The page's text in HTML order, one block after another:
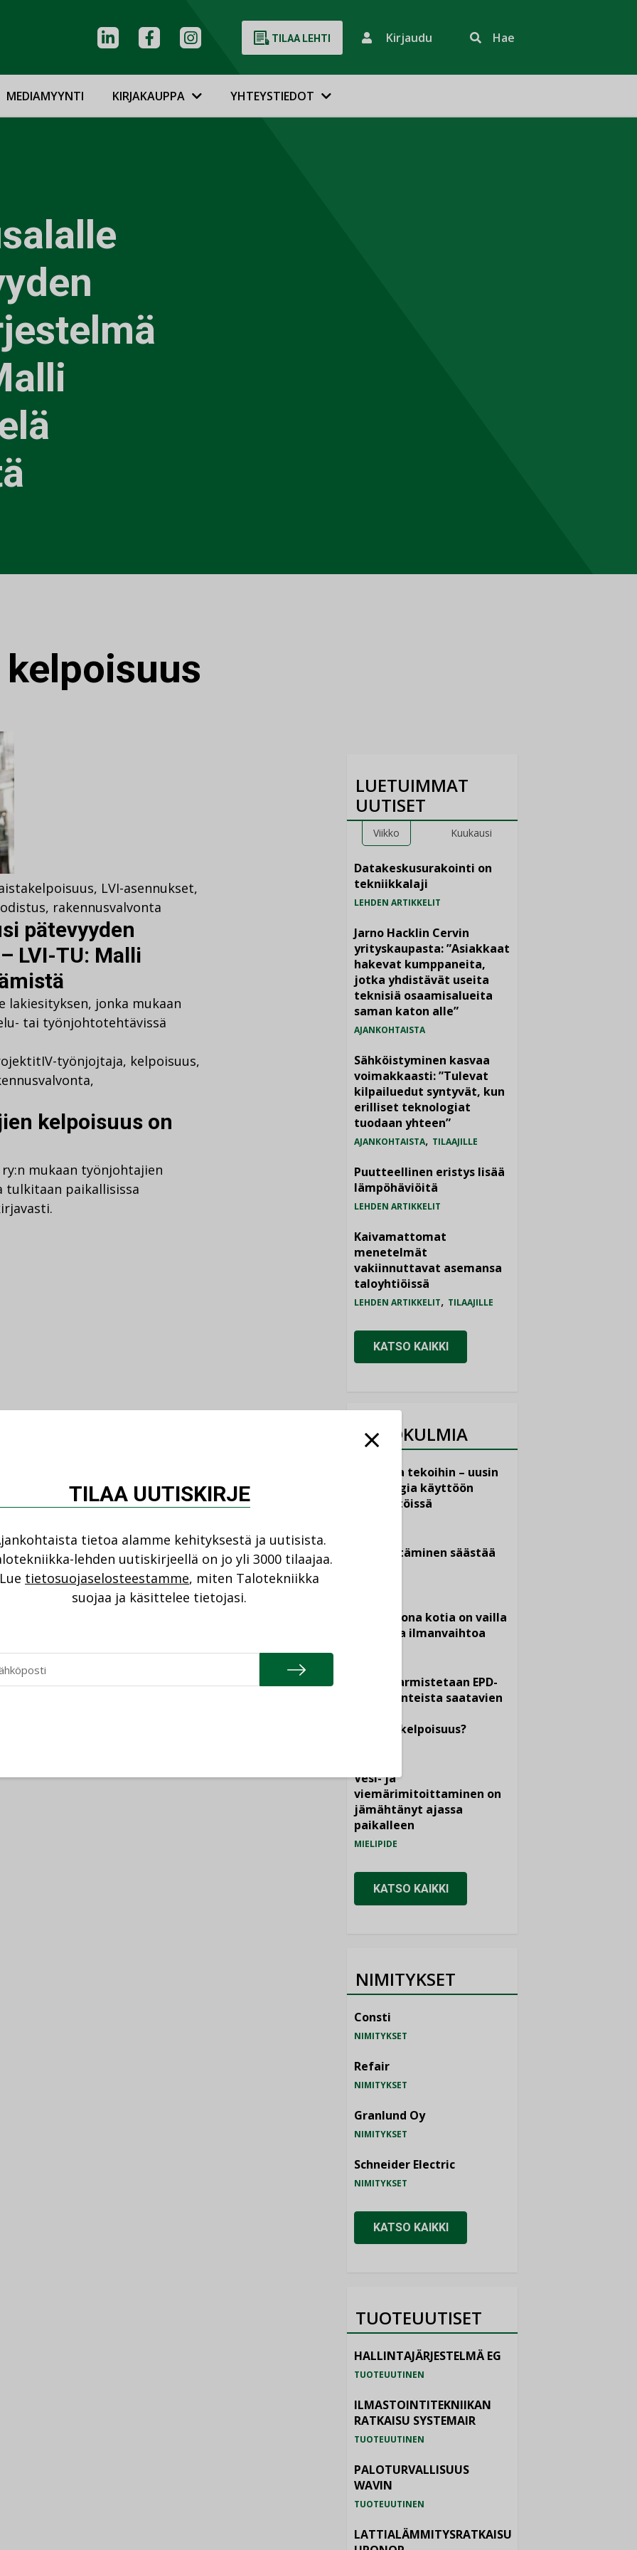
TILAA LEHTI Kirjaudu Hae
MEDIAMYYNTI KIRJAKAUPPA YHTEYSTIEDOT
kelpoisuus
kelpoisuus, LVI-asennukset,
, rakennusvalvonta
pätevyyden
LVI-TU: Malli
lakiesityksen, jonka mukaan
tai työnjohtotehtävissä
IV-työnjojtaja, kelpoisuus,
,
kelpoisuus on
mukaan työnjohtajien
tulkitaan paikallisissa
LUETUIMMAT
UUTISET
Viikko Kuukausi
Datakeskusurakointi on
tekniikkalaji
LEHDEN ARTIKKELIT
Jarno Hacklin Cervin
yrityskaupasta: ”Asiakkaat
hakevat kumppaneita,
jotka yhdistävät useita
teknisiä osaamisalueita
saman katon alle”
AJANKOHTAISTA
Sähköistyminen kasvaa
voimakkaasti: ”Tulevat
kilpailuedut syntyvät, kun
erilliset teknologiat
tuodaan yhteen”
AJANKOHTAISTA, TILAAJILLE
Puutteellinen eristys lisää
lämpöhäviöitä
LEHDEN ARTIKKELIT
Kaivamattomat
menetelmät
vakiinnuttavat asemansa
taloyhtiöissä
LEHDEN ARTIKKELIT, TILAAJILLE
KATSO KAIKKI
NÄKÖKULMIA
Puheista tekoihin – uusin
teknologia käyttöön
kiinteistöissä
Sähköistäminen säästää
Yli miljoona kotia on vailla
toimivaa ilmanvaihtoa
Miten varmistetaan EPD-
dokumenteista saatavien
vertailukelpoisuus?
Vesi- ja
viemärimitoittaminen on
jämähtänyt ajassa
paikalleen
MIELIPIDE
KATSO KAIKKI
NIMITYKSET
Consti
NIMITYKSET
Refair
NIMITYKSET
Granlund Oy
NIMITYKSET
Schneider Electric
NIMITYKSET
KATSO KAIKKI
TUOTEUUTISET
HALLINTAJÄRJESTELMÄ EG
TUOTEUUTINEN
ILMASTOINTITEKNIIKAN
RATKAISU SYSTEMAIR
TUOTEUUTINEN
PALOTURVALLISUUS
WAVIN
TUOTEUUTINEN
LATTIALÄMMITYSRATKAISU
TILAA UUTISKIRJE
tietoa alamme kehityksestä ja uutisista.
lehden uutiskirjeellä on jo yli 3000 tilaajaa.
Lue tietosuojaselosteestamme, miten Talotekniikka
suojaa ja käsittelee tietojasi.